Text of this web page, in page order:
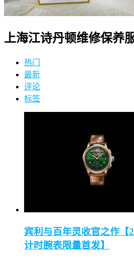
上海江诗丹顿维修保养
热门
最新
评论
标签
宾利与百年灵收官之作【
计时腕表限量首发】